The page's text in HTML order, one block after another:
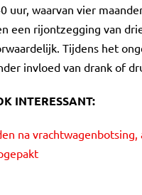
uur, waarvan vier
een rijontzegging van
Tijdens het
invloed van drank of
INTERESSANT:
na vrachtwagenbotsing,